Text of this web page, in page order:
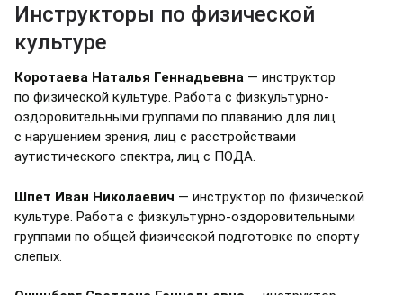
Инструкторы по физической
культуре
Коротаева Наталья Геннадьевна — инструктор
по физической культуре. Работа с физкультурно-
оздоровительными группами по плаванию для лиц
с нарушением зрения, лиц с расстройствами
аутистического спектра, лиц с ПОДА.
Шпет Иван Николаевич — инструктор по физической
культуре. Работа с физкультурно-оздоровительными
группами по общей физической подготовке по спорту
слепых.